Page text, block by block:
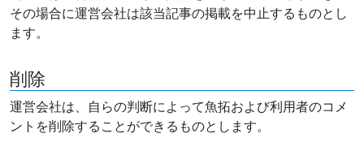
その場合に運営会社は該当記事の掲載を中止するものとし
ます。
削除
運営会社は、自らの判断によって魚拓および利用者のコメ
ントを削除することができるものとします。